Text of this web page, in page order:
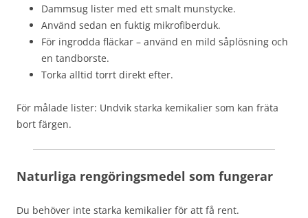
Dammsug lister med ett smalt munstycke.
Använd sedan en fuktig mikrofiberduk.
För ingrodda fläckar – använd en mild såplösning och
en tandborste.
Torka alltid torrt direkt efter.
För målade lister: Undvik starka kemikalier som kan fräta
bort färgen.
Naturliga rengöringsmedel som fungerar
Du behöver inte starka kemikalier för att få rent.